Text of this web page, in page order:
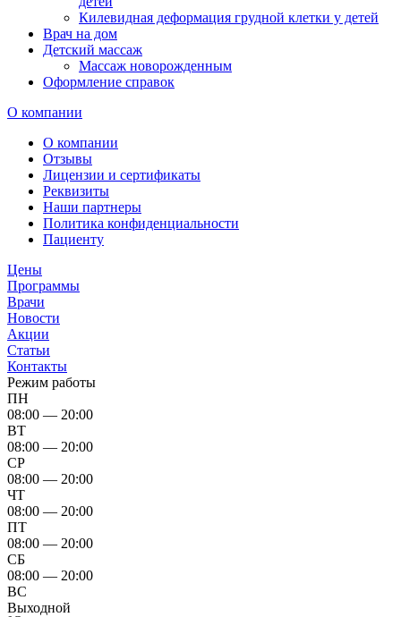
Килевидная деформация грудной клетки у детей
Врач на дом
Детский массаж
Массаж новорожденным
Оформление справок
О компании
О компании
Отзывы
Лицензии и сертификаты
Реквизиты
Наши партнеры
Политика конфиденциальности
Пациенту
Цены
Программы
Врачи
Новости
Акции
Статьи
Контакты
Режим работы
ПН
08:00 — 20:00
ВТ
08:00 — 20:00
СР
08:00 — 20:00
ЧТ
08:00 — 20:00
ПТ
08:00 — 20:00
СБ
08:00 — 20:00
ВС
Выходной